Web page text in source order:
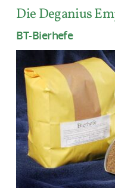
Die Deganius
BT-Bierhefe